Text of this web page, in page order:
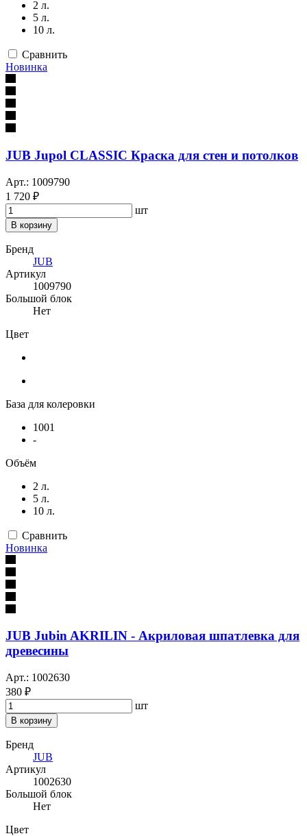
2 л.
5 л.
10 л.
Сравнить
Новинка
JUB Jupol CLASSIC Краска для стен и потолков
Арт.: 1009790
1 720 ₽
шт
В корзину
Бренд
JUB
Артикул
1009790
Большой блок
Нет
Цвет
База для колеровки
1001
-
Объём
2 л.
5 л.
10 л.
Сравнить
Новинка
JUB Jubin AKRILIN - Акриловая шпатлевка для
древесины
Арт.: 1002630
380 ₽
шт
В корзину
Бренд
JUB
Артикул
1002630
Большой блок
Нет
Цвет